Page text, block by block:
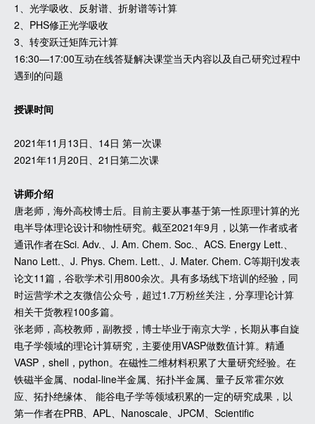
1、光学吸收、反射谱、折射谱等计算
2、PHS修正光学吸收
3、转变跃迁矩阵元计算
16:30—17:00互动在线答疑解决课堂当天内容以及自己研究过程中
遇到的问题
授课时间
2021年11月13日、14日 第一次课
2021年11月20日、21日第二次课
讲师介绍
唐老师，海外高校博士后。目前主要从事基于第一性原理计算的光
电半导体理论设计和物性研究。截至2021年9月，以第一作者或者
通讯作者在Sci. Adv.、J. Am. Chem. Soc.、ACS. Energy Lett.、
Nano Lett.、J. Phys. Chem. Lett.、J. Mater. Chem. C等期刊发表
论文11篇，谷歌学术引用800余次。具有多场线下培训的经验，同
时运营学术之友微信公众号，超过1.7万粉丝关注，分享理论计算
相关干货教程100多篇。
张老师，高校教师，副教授，博士毕业于南京大学，长期从事自旋
电子学领域的理论计算研究，主要使用VASP做数值计算。精通
VASP，shell，python。在磁性二维材料积累了大量研究经验。在
铁磁半金属、nodal-line半金属、拓扑半金属、量子反常霍尔效
应、拓扑绝缘体、 能谷电子学等领域积累的一定的研究成果，以
第一作者在PRB、APL、Nanoscale、JPCM、Scientific